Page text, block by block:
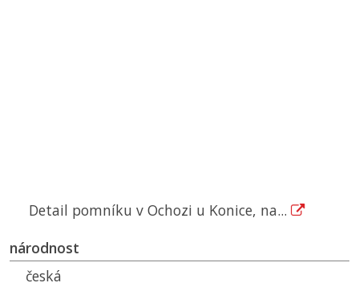
Detail pomníku v Ochozi u Konice, na...
národnost
česká